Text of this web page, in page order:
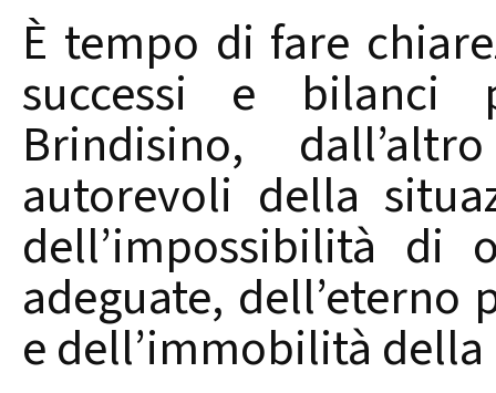
È tempo di fare
successi e bilanci
Brindisino,
autorevoli della
dell’impossibilità di
adeguate, dell’eterno
e dell’immobilità